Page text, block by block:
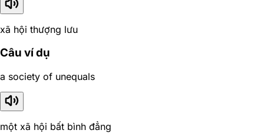
xã hội thượng lưu
Câu ví dụ
a society of unequals
một xã hội bất bình đẳng